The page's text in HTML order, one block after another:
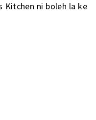
Kitchen ni boleh la ke